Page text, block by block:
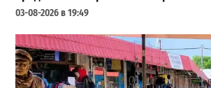
03-08-2026 в 19:49